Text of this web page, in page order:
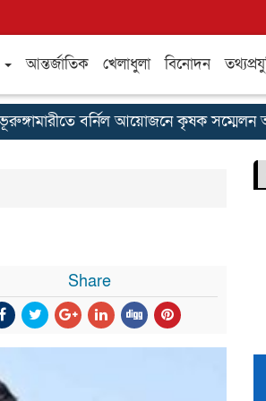
আন্তর্জাতিক খেলাধুলা বিনোদন
বর্নিল আয়োজনে কৃষক সম্মেলন
Share